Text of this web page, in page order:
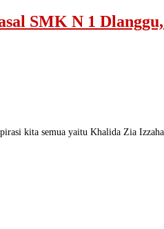
SMK N 1
kita semua yaitu Khalida Zia